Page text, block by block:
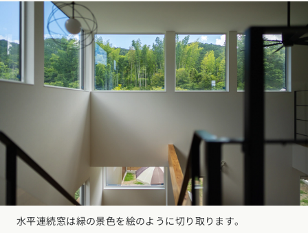
水平連続窓は緑の景色を絵のように切り取ります。